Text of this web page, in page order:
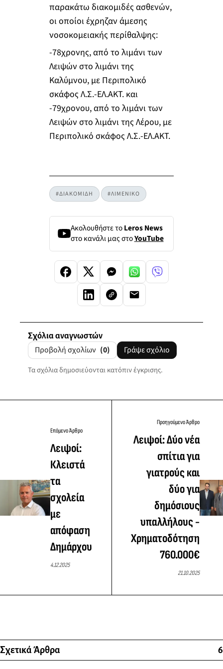
παρακάτω διακομιδές ασθενών,
οι οποίοι έχρηζαν άμεσης
νοσοκομειακής περίθαλψης:
-78χρονης, από το λιμάνι των
Λειψών στο λιμάνι της
Καλύμνου, με Περιπολικό
σκάφος Λ.Σ.-ΕΛ.ΑΚΤ. και
-79χρονου, από το λιμάνι των
Λειψών στο λιμάνι της Λέρου, με
Περιπολικό σκάφος Λ.Σ.-ΕΛ.ΑΚΤ.
#ΔΙΑΚΟΜΙΔΗ #ΛΙΜΕΝΙΚΟ
Ακολουθήστε τοLeros News
στο κανάλι μας στοYouTube
Σχόλια αναγνωστών
Προβολή σχολίων (0) Γράψε σχόλιο
Τα σχόλια δημοσιεύονται κατόπιν έγκρισης.
Επόμενο Άρθρο
Λειψοί:
Κλειστά
τα
σχολεία
με
απόφαση
Δημάρχου
4.12.2025
Προηγούμενο Άρθρο
Λειψοί: Δύο νέα
σπίτια για
γιατρούς και
δύο για
δημόσιους
υπαλλήλους -
Χρηματοδότηση
760.000€
21.10.2025
Σχετικά Άρθρα 6